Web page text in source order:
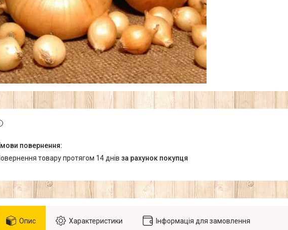
повернення товару протягом 14 днів за рахунок покупця
Опис Характеристики Інформація для замовлення